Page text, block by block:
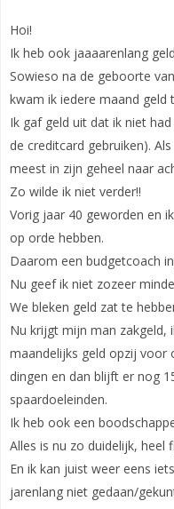
Hoi!
Ik heb ook jaaaarenlang
Sowieso na de geboorte
kwam ik iedere maand geld
Ik gaf geld uit dat ik niet
de creditcard gebruiken).
meest in zijn geheel naar
Zo wilde ik niet verder!!
Vorig jaar 40 geworden en
op orde hebben.
Daarom een budgetcoach
Nu geef ik niet zozeer
We bleken geld zat te
Nu krijgt mijn man zakgeld,
maandelijks geld opzij voor
dingen en dan blijft er nog
spaardoeleinden.
Ik heb ook een
Alles is nu zo duidelijk, heel
En ik kan juist weer eens
jarenlang niet gedaan/